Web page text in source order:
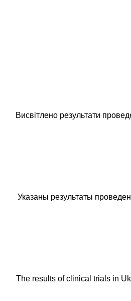
Висвітлено результати
Указаны результаты
The results of clinical trials in